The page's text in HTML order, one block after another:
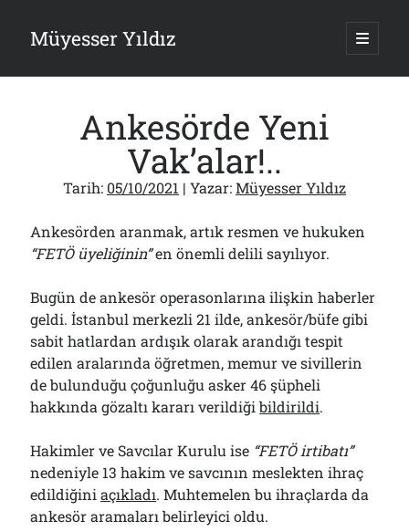
Müyesser Yıldız ana
Yan
Menü
Asırlık Devlete Bir Haftada Yeni Gömlek Biçilecek Öyle mi?!..
09/08/2026
Türkiye 2.0’a Gidiş!..
05/08/2026
15 Temmuz Soruları… Nasuh Mahruki’nin “Suçu”!..
03/08/2026
Er Gaziler 20 Gün Sonra Gelen MSB Heyetine Böyle İsyan Etti:“Bizi
Teröristlere G……yle Güldürdünüz”
Arşivler
Arşivler
Ankesörde Yeni
Vak’alar!..
Tarih: 05/10/2021 | Yazar:Müyesser Yıldız
Ankesörden aranmak, artık resmen ve hukuken
“FETÖ üyeliğinin”en önemli delili sayılıyor.
Bugün de ankesör operasonlarına ilişkin haberler
geldi. İstanbul merkezli 21 ilde, ankesör/büfe gibi
sabit hatlardan ardışık olarak arandığı tespit
edilen aralarında öğretmen, memur ve sivillerin
de bulunduğu çoğunluğu asker 46 şüpheli
hakkında gözaltı kararı verildiğibildirildi.
Hakimler ve Savcılar Kurulu ise “FETÖ irtibatı”
nedeniyle 13 hakim ve savcının meslekten ihraç
edildiğiniaçıkladı. Muhtemelen bu ihraçlarda da
ankesör aramaları belirleyici oldu.